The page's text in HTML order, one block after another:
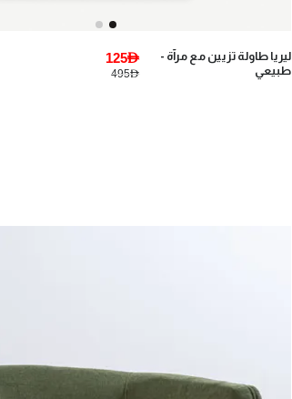
ليريا طاولة تزيين مع مرآة -
طبيعي
125AED
495AED